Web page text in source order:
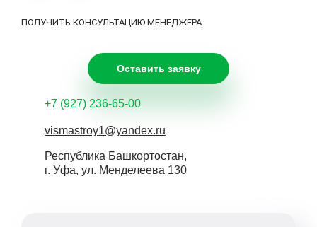
ПОЛУЧИТЬ КОНСУЛЬТАЦИЮ МЕНЕДЖЕРА:
Оставить заявку
+7 (927) 236-65-00
vismastroy1@yandex.ru
Республика Башкортостан,
г. Уфа, ул. Менделеева 130